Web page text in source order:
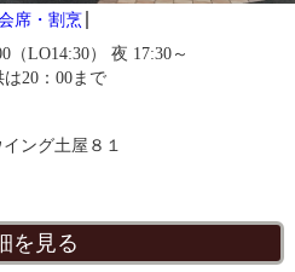
席・割烹
（LO14:30） 夜 17:30～
20：00まで
ング土屋８１
を見る